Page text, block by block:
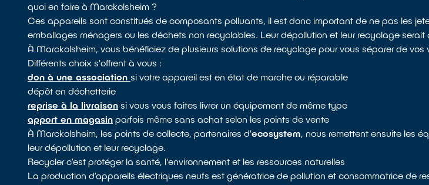
quoi en faire à Marckolsheim ?
Ces appareils sont constitués de composants polluants, il est donc important de ne pas les
emballages ménagers ou les déchets non recyclables. Leur dépollution et leur recyclage serait
À Marckolsheim, vous bénéficiez de plusieurs solutions de recyclage pour vous séparer de
Différents choix s'offrent à vous :
don à une association si votre appareil est en état de marche ou réparable
dépôt en déchetterie
reprise à la livraison si vous vous faites livrer un équipement de même type
apport en magasin parfois même sans achat selon les points de vente
À Marckolsheim, les points de collecte, partenaires d'ecosystem, nous remettent ensuite les
leur dépollution et leur recyclage.
Recycler c’est protéger la santé, l'environnement et les ressources naturelles
La production d’appareils électriques neufs est génératrice de pollution et consommatrice de